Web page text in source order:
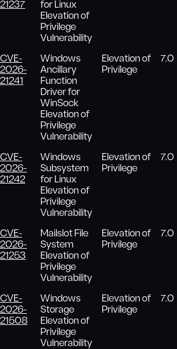
21237
for Linux
Elevation of
Privilege
Vulnerability
CVE-
2026-
21241
Windows
Ancillary
Function
Driver for
WinSock
Elevation of
Privilege
Vulnerability
Elevation of
Privilege
7.0
CVE-
2026-
21242
Windows
Subsystem
for Linux
Elevation of
Privilege
Vulnerability
Elevation of
Privilege
7.0
CVE-
2026-
21253
Mailslot File
System
Elevation of
Privilege
Vulnerability
Elevation of
Privilege
7.0
CVE-
2026-
21508
Windows
Storage
Elevation of
Privilege
Vulnerability
Elevation of
Privilege
7.0